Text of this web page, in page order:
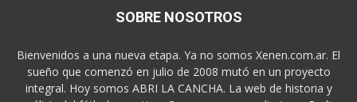
SOBRE NOSOTROS
Bienvenidos a una nueva etapa. Ya no somos Xenen.com.ar. El
sueño que comenzó en julio de 2008 mutó en un proyecto
integral. Hoy somos ABRI LA CANCHA. La web de historia y